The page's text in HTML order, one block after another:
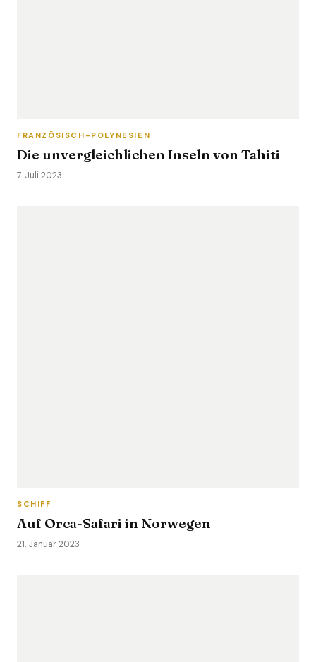
FRANZÖSISCH-POLYNESIEN
Die unvergleichlichen Inseln von Tahiti
7. Juli 2023
SCHIFF
Auf Orca-Safari in Norwegen
21. Januar 2023